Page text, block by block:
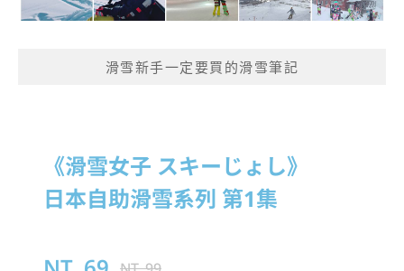
滑雪新手一定要買的滑雪筆記